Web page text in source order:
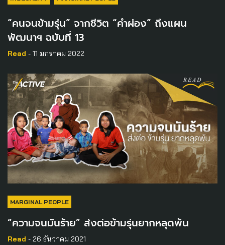
“คนจนข้ามรุ่น” จากชีวิต “คำผ่อง” ถึงแผน
พัฒนาฯ ฉบับที่ 13
Read - 11 มกราคม 2022
MARGINAL PEOPLE
“ความจนมันร้าย” ส่งต่อข้ามรุ่นยากหลุดพ้น
Read - 26 ธันวาคม 2021